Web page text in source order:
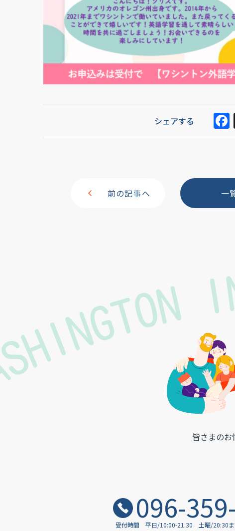
シェアする
前の記事へ 一
皆さまのお
096-
受付時間 平日/10:00-21:30 土曜/20:30